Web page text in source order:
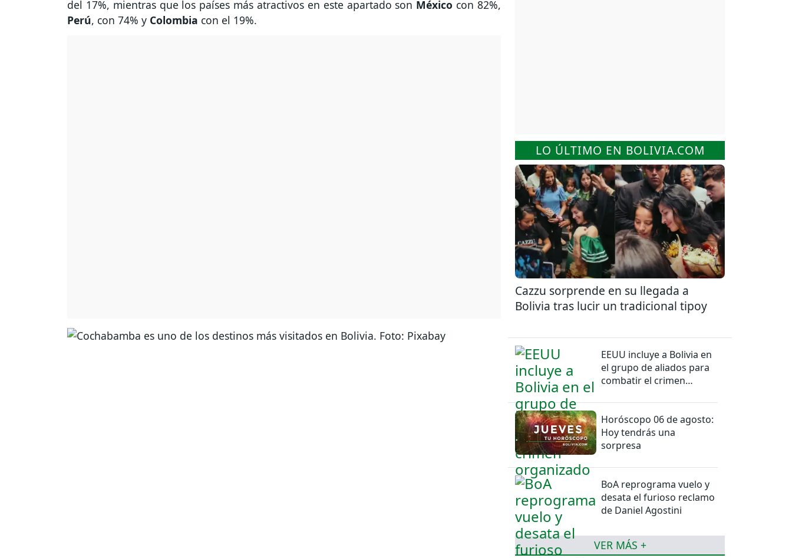
del 17%, mientras que los países más atractivos en este apartado son México con 82%,
Perú, con 74% y Colombia con el 19%.
LO ÚLTIMO EN BOLIVIA.COM
Cazzu sorprende en su llegada a
Bolivia tras lucir un tradicional tipoy
EEUU incluye a Bolivia en
el grupo de aliados para
combatir el crimen
Horóscopo 06 de agosto:
Hoy tendrás una
sorpresa
BoA reprograma vuelo y
desata el furioso reclamo
de Daniel Agostini
VER MÁS +